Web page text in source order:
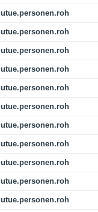
utue.personen.roh
utue.personen.roh
utue.personen.roh
utue.personen.roh
utue.personen.roh
utue.personen.roh
utue.personen.roh
utue.personen.roh
utue.personen.roh
utue.personen.roh
utue.personen.roh